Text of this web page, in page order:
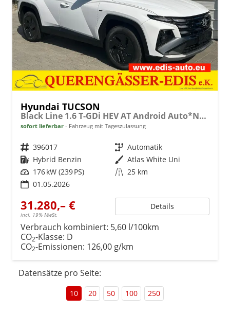
Hyundai TUCSON
Black Line 1.6 T-GDi HEV AT Android Auto*Navi*SHZ*Kamera*2Z Klimaauto*
sofort lieferbar Fahrzeug mit Tageszulassung
Fahrzeugnr. 396017 Getriebe Automatik
Kraftstoff Hybrid Benzin Außenfarbe Atlas White Uni
Leistung 176 kW (239 PS) Kilometerstand 25 km
01.05.2026
31.280,– €
incl. 19% MwSt.
Details
Verbrauch kombiniert: 5,60 l/100km
CO2-Klasse: D
CO2-Emissionen: 126,00 g/km
Datensätze pro Seite:
10 20 50 100 250